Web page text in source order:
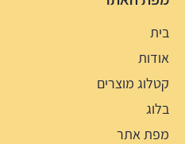
בית
אודות
קטלוג מוצרים
בלוג
מפת אתר